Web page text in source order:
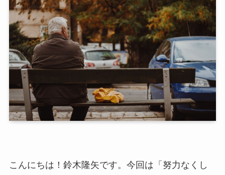
こんにちは！鈴木隆矢です。今回は「努力なくし